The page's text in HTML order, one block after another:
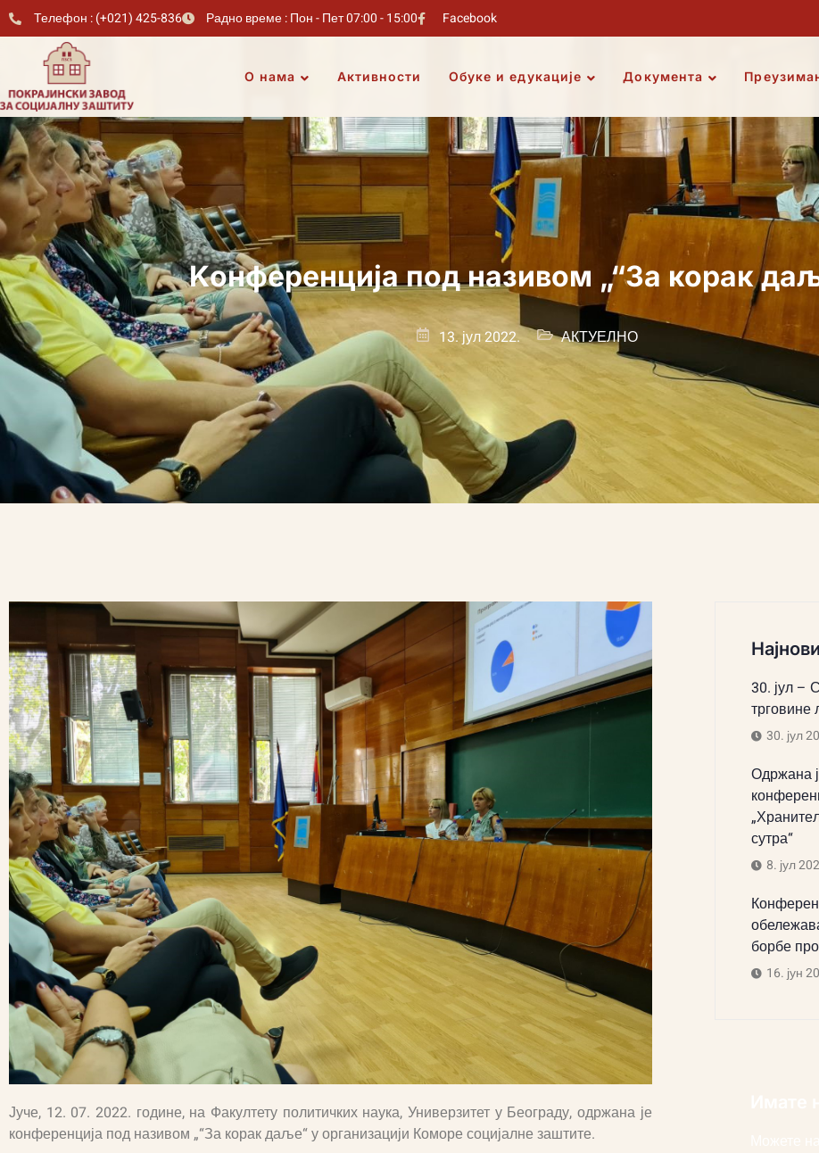
Телефон : (+021) 425-836 Радно време : Пон - Пет 07:00 - 15:00 Facebook
О нама Активности Обуке и едукације Документа
Kонференција под називом „“За корак
13. јул 2022. АКТУЕЛНО
Јуче, 12. 07. 2022. године, на Факултету политичких наука, Универзитет у Београду, одржана је
конференција под називом „“За корак даље“ у организацији Коморе социјалне заштите.
30. јул –
30. јул
Одржана
сутра“
8. јул
борбе
16. јун